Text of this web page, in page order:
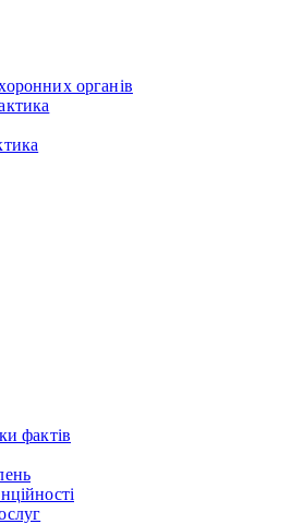
органів
фактів